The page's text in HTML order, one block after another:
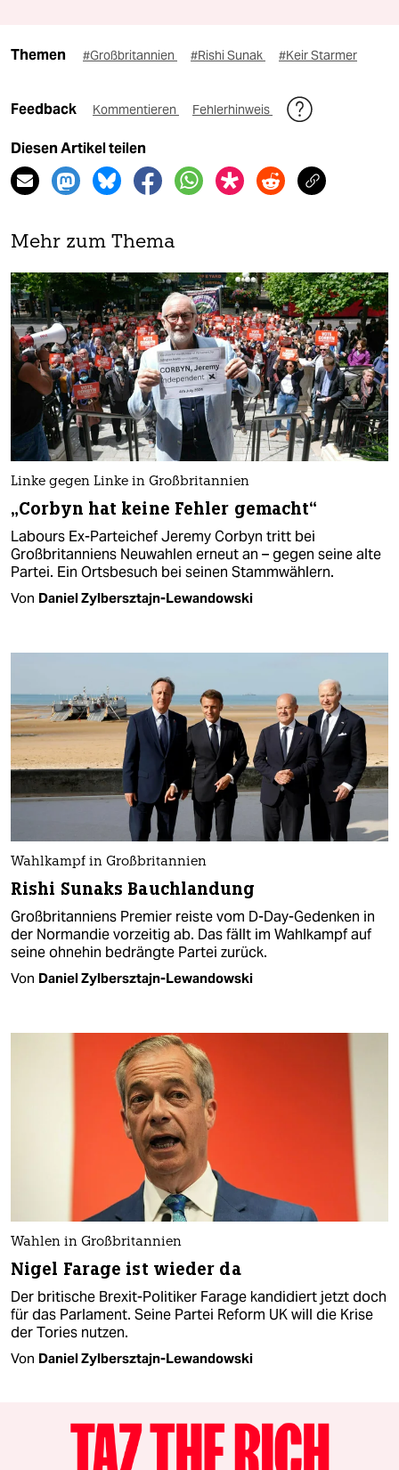
Themen #Großbritannien #Rishi Sunak #Keir Starmer
Feedback Kommentieren Fehlerhinweis
Diesen Artikel teilen
Mehr zum Thema
Linke gegen Linke in Großbritannien
„Corbyn hat keine Fehler gemacht“
Labours Ex-Parteichef Jeremy Corbyn tritt bei
Großbritanniens Neuwahlen erneut an – gegen seine alte
Partei. Ein Ortsbesuch bei seinen Stammwählern.
Von Daniel Zylbersztajn-Lewandowski
Wahlkampf in Großbritannien
Rishi Sunaks Bauchlandung
Großbritanniens Premier reiste vom D-Day-Gedenken in
der Normandie vorzeitig ab. Das fällt im Wahlkampf auf
seine ohnehin bedrängte Partei zurück.
Von Daniel Zylbersztajn-Lewandowski
Wahlen in Großbritannien
Nigel Farage ist wieder da
Der britische Brexit-Politiker Farage kandidiert jetzt doch
für das Parlament. Seine Partei Reform UK will die Krise
der Tories nutzen.
Von Daniel Zylbersztajn-Lewandowski